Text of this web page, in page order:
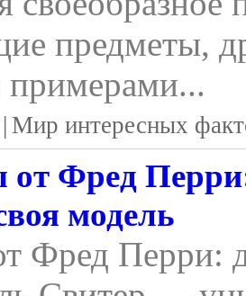
предметы,
Мир интересных
Фред
модель
Фред Перри: